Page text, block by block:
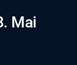
Mai